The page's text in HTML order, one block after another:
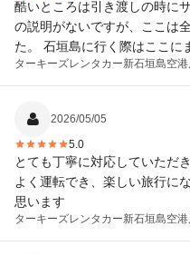
酷いところは引き渡しの時に
の説明がないですが、ここは
た。 石垣島に行く際はここに
ターキーズレンタカー新石垣島空
2026/05/05
5.0
とても丁寧に対応していただきました。 車の調子
よく運転でき、楽しい旅行になりました。 次
思います
ターキーズレンタカー新石垣島空